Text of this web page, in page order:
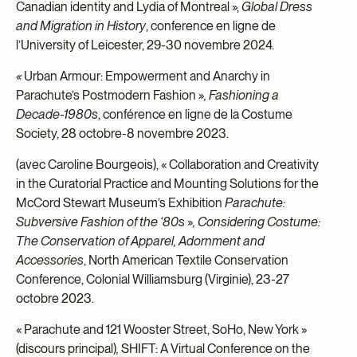
Canadian identity and Lydia of Montreal »,Global Dress
and Migration in History, conference en ligne de
l’University of Leicester, 29-30 novembre 2024.
«Urban Armour: Empowerment and Anarchy in
Parachute’s Postmodern Fashion », Fashioning a
Decade-1980s, conférence en ligne de la Costume
Society, 28 octobre-8 novembre 2023.
(avec Caroline Bourgeois), « Collaboration and Creativity
in the Curatorial Practice and Mounting Solutions for the
McCord Stewart Museum’s Exhibition Parachute:
Subversive Fashion of the ‘80s», Considering Costume:
The Conservation of Apparel, Adornment and
Accessories, North American Textile Conservation
Conference, Colonial Williamsburg (Virginie), 23-27
octobre 2023.
« Parachute and 121 Wooster Street, SoHo, New York »
(discours principal), SHIFT: A Virtual Conference on the